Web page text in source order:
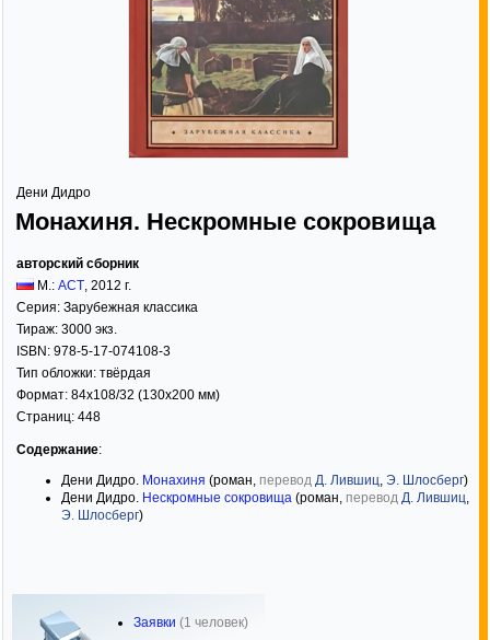
Дени Дидро
Монахиня. Нескромные сокровища
авторский сборник
М.: АСТ, 2012 г.
Серия: Зарубежная классика
Тираж: 3000 экз.
ISBN: 978-5-17-074108-3
Тип обложки: твёрдая
Формат: 84x108/32 (130x200 мм)
Страниц: 448
Содержание:
Дени Дидро. Монахиня (роман, перевод Д. Лившиц, Э. Шлосберг)
Дени Дидро. Нескромные сокровища (роман, перевод Д. Лившиц,
Э. Шлосберг)
Заявки (1 человек)